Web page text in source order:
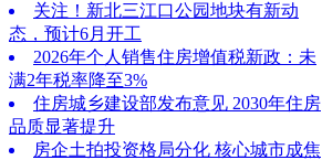
关注！新北三江口公园地块有新动
态，预计6月开工
2026年个人销售住房增值税新政：未
满2年税率降至3%
住房城乡建设部发布意见 2030年住房
品质显著提升
房企土拍投资格局分化 核心城市成焦